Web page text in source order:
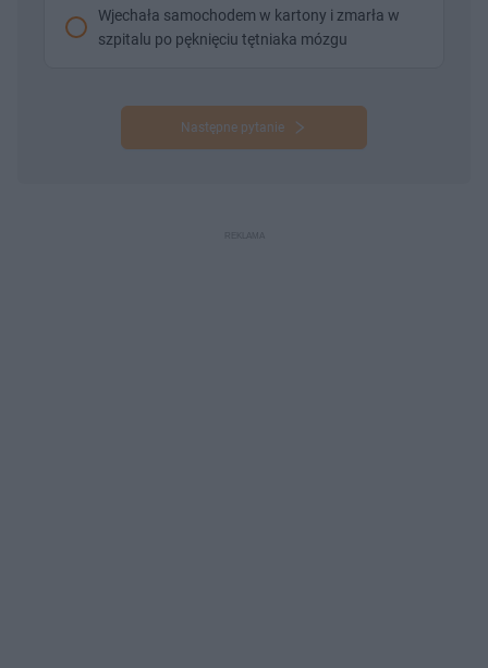
Wjechała samochodem w kartony i zmarła w
szpitalu po pęknięciu tętniaka mózgu
Następne pytanie